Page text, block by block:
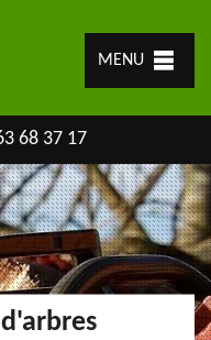
MENU
68 37 17